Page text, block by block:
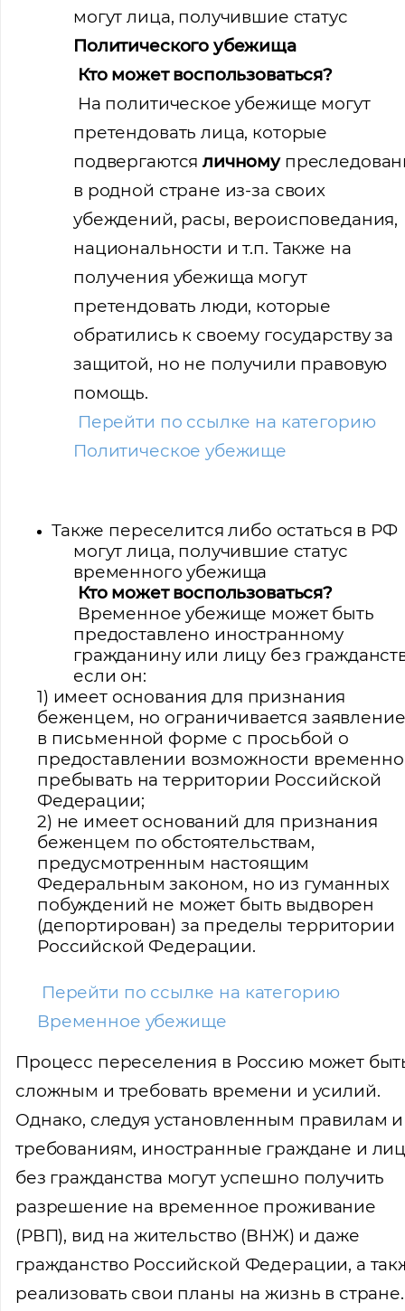
могут лица, получившие статус
Политического убежища
Кто может воспользоваться?
На политическое убежище могут
претендовать лица, которые
подвергаютсяличному
в родной стране из-за своих
убеждений, расы, вероисповедания,
национальности и т.п. Также на
получения убежища могут
претендовать люди, которые
обратились к своему государству за
защитой, но не получили правовую
помощь.
Перейти по ссылке на категорию
Политическое убежище
Также переселится либо остаться в РФ
могут лица, получившие статус
временного убежища
Кто может воспользоваться?
Временное убежище может быть
предоставлено иностранному
гражданину или лицу без
если он:
1) имеет основания для признания
беженцем, но ограничивается
в письменной форме с просьбой о
предоставлении возможности временно
пребывать на территории Российской
Федерации;
2) не имеет оснований для признания
беженцем по обстоятельствам,
предусмотренным настоящим
Федеральным законом, но из гуманных
побуждений не может быть выдворен
(депортирован) за пределы территории
Российской Федерации.
Перейти по ссылке на категорию
Временное убежище
Процесс переселения в Россию может
сложным и требовать времени и усилий.
Однако, следуя установленным правилам и
требованиям, иностранные граждане и
без гражданства могут успешно получить
разрешение на временное проживание
(РВП), вид на жительство (ВНЖ) и даже
гражданство Российской Федерации, а
реализовать свои планы на жизнь в стране.